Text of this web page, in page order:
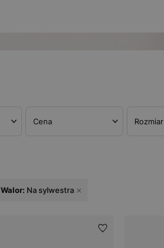
Cena Rozmiar
Walor: Na sylwestra